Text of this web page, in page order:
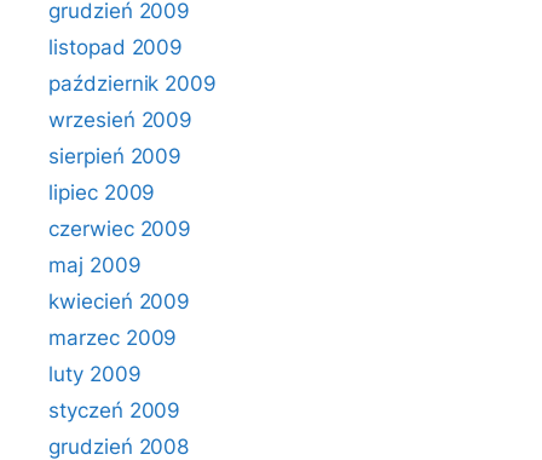
grudzień 2009
listopad 2009
październik 2009
wrzesień 2009
sierpień 2009
lipiec 2009
czerwiec 2009
maj 2009
kwiecień 2009
marzec 2009
luty 2009
styczeń 2009
grudzień 2008